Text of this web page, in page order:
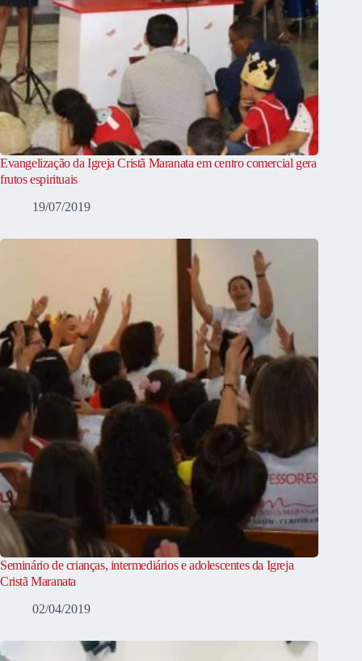
Evangelização da Igreja Cristã Maranata em centro comercial gera
frutos espirituais
19/07/2019
Seminário de crianças, intermediários e adolescentes da Igreja
Cristã Maranata
02/04/2019